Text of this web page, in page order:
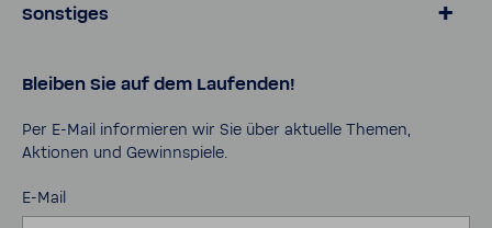
Lösungen für Geschäfts­kunden
Über BWT
Pro Portal
Kontakt
Sonstiges
AGB
Impressum
Cookies
Sicher­heits­da­ten­blätter
Bleiben Sie auf dem Laufenden!
Per E-​Mail infor­mieren wir Sie über aktu­elle Themen,
Aktionen und Gewinn­spiele.
E-Mail